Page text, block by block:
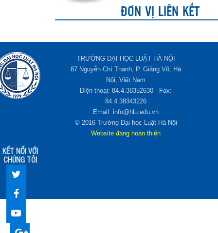
ĐƠN VỊ LIÊN KẾT
TRƯỜNG ĐẠI HỌC LUẬT HÀ NỘI
87 Nguyễn Chí Thanh, P. Giảng Võ, Hà
Nội, Việt Nam
Điện thoại: 84.4.38352630 - Fax:
84.4.38343226
Email: info@hlu.edu.vn
© 2016 Trường Đại học Luật Hà Nội
Website đang hoàn thiện
KẾT NỐI VỚI
CHÚNG TÔI